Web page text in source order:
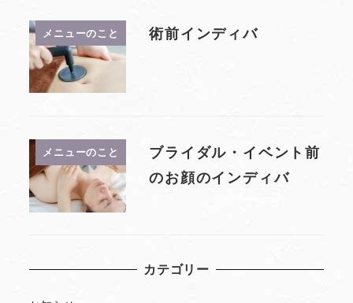
メニューのこと 術前インディバ
メニューのこと
ブライダル・イベント前
のお顔のインディバ
カテゴリー